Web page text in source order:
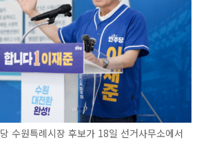
수원특례시장 후보가 18일 선거사무소에서